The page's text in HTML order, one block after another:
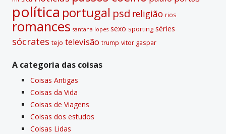
polí­tica portugal psd religião rios
romances santana lopes sexo sporting séries
sócrates tejo televisão trump vitor gaspar
A categoria das coisas
Coisas Antigas
Coisas da Vida
Coisas de Viagens
Coisas dos estudos
Coisas Lidas